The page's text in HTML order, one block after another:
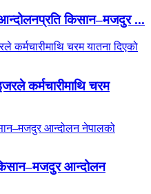
आन्दोलनप्रति किसान–मजदुर ...
कर्मचारीमाथि चरम
किसान–मजदुर आन्दोलन